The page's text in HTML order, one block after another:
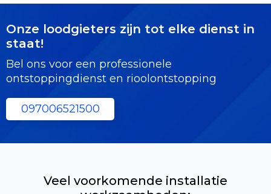
Onze loodgieters zijn tot elke dienst in
staat!
Bel ons voor een professionele
ontstoppingdienst en rioolontstopping
097006521500
Veel voorkomende installatie